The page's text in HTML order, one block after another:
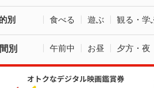
別 食べる 遊ぶ 観る・学
別 午前中 お昼 夕方・夜